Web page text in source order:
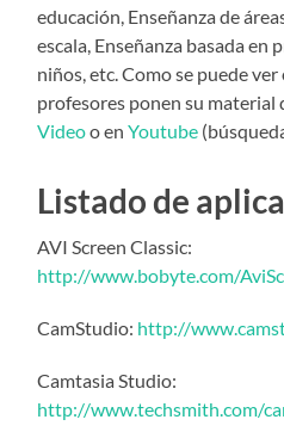
educación, Enseñanza de
escala, Enseñanza basada
niños, etc. Como se puede
profesores ponen su material
Videoo enYoutube
Listado de
AVI Screen Classic:
http://www.bobyte.com/
CamStudio: http://
Camtasia Studio:
http://www.techsmith.com/